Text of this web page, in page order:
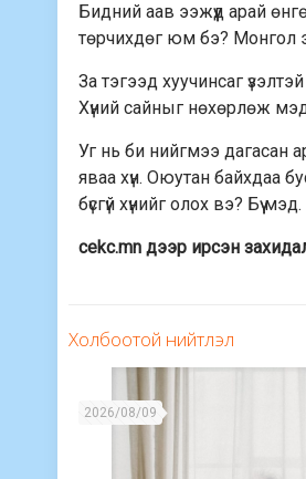
Бидний аав ээжүүд арай
төрчихдөг юм бэ? Монгол эр
За тэгээд хуучинсаг
Хүний сайныг нөхөрлөж
Уг нь би нийгмээ дагасан
яваа хүн. Оюутан байхдаа
бүсгүй хүнийг олох вэ? Бүү мэд.
cekc.mn дээр ирсэн
Холбоотой нийтлэл
2026/08/09